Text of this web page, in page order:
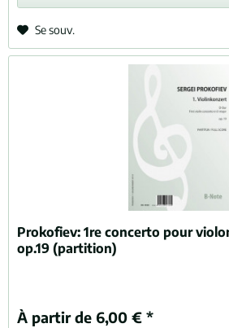
Se souv.
Prokofiev:1re concerto pour
op.19 (partition)
À partir de 6,00 € *